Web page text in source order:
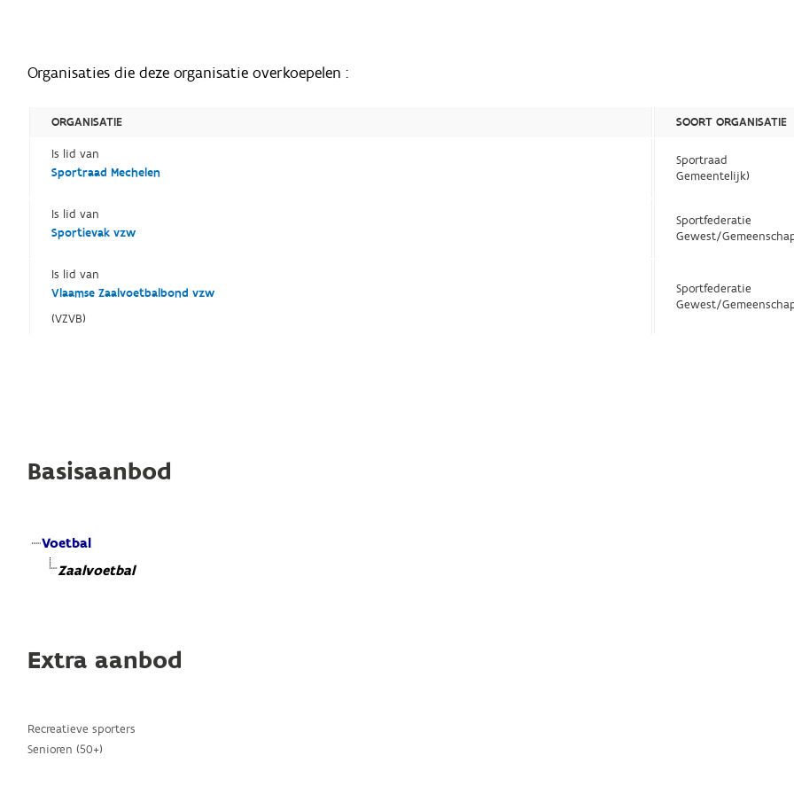
Organisaties die deze organisatie overkoepelen :
ORGANISATIE
SOORT ORGANISATIE
Is lid van
Sportraad Mechelen
Sportraad
Gemeentelijk)
Is lid van
Sportievak vzw
Sportfederatie
Gewest/
Is lid van
Vlaamse Zaalvoetbalbond vzw
(VZVB)
Sportfederatie
Gewest/
Basisaanbod
Voetbal
Zaalvoetbal
Extra aanbod
Recreatieve sporters
Senioren (50+)